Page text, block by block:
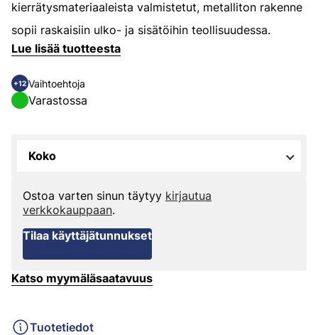
kierrätysmateriaaleista valmistetut, metalliton rakenne
sopii raskaisiin ulko- ja sisätöihin teollisuudessa.
Lue lisää tuotteesta
+12 Vaihtoehtoja
Varastossa
Koko
Ostoa varten sinun täytyy kirjautua
verkkokauppaan.
Tilaa käyttäjätunnukset
Katso myymäläsaatavuus
Tuotetiedot